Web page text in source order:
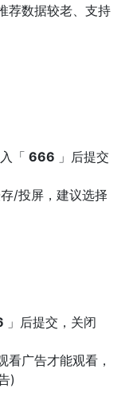
荐数据较老、支持
「 666 」后提交
/投屏，建议选择
」后提交，关闭
看广告才能观看，
)